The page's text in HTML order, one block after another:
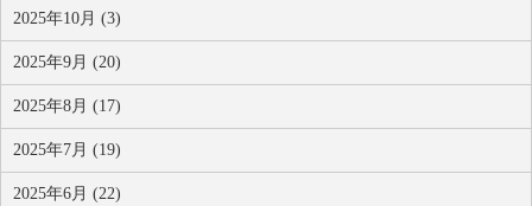
2025年10月 (3)
2025年9月 (20)
2025年8月 (17)
2025年7月 (19)
2025年6月 (22)